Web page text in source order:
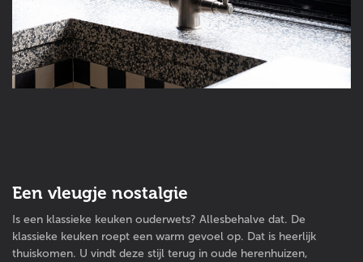
Een vleugje nostalgie
Is een klassieke keuken ouderwets? Allesbehalve dat. De
klassieke keuken roept een warm gevoel op. Dat is heerlijk
thuiskomen. U vindt deze stijl terug in oude herenhuizen,